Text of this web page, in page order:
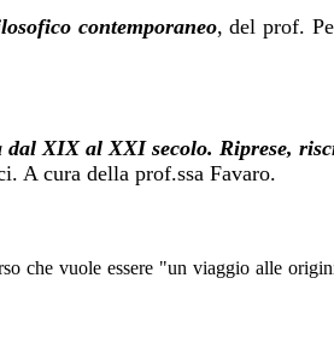
contemporaneo, del prof.
XIX al XXI secolo. Riprese,
A cura della prof.ssa Favaro.
che vuole essere "un viaggio alle